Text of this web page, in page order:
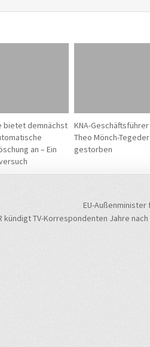
bietet demnächst
an – Ein
KNA-Geschäftsführer
Theo Mönch-Tegeder
gestorben
EU-
kündigt TV-Korrespondenten Jahre